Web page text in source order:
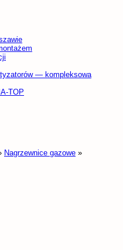
— kompleksowa
TOP
Nagrzewnice gazowe »